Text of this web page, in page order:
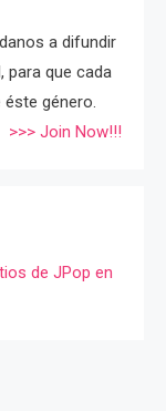
a difundir
para que cada
género.
>>> Join Now!!!